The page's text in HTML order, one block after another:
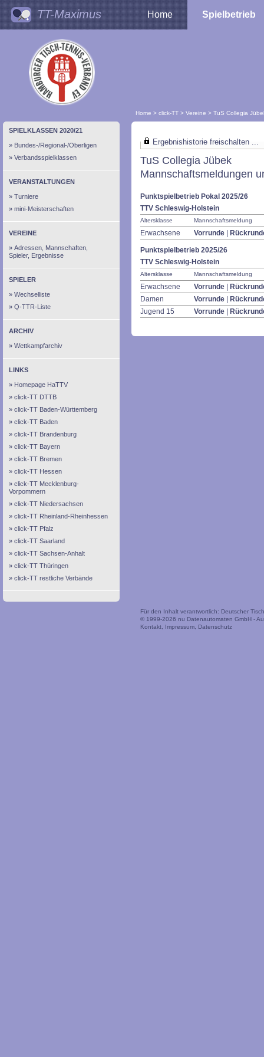
TT-Maximus Home Spielbetrieb
Home > click-TT > Vereine > TuS Collegia
SPIELKLASSEN 2020/21
Bundes-/Regional-/Oberligen
Verbandsspielklassen
VERANSTALTUNGEN
Turniere
mini-Meisterschaften
VEREINE
Adressen, Mannschaften,
Spieler, Ergebnisse
SPIELER
Wechselliste
Q-TTR-Liste
ARCHIV
Wettkampfarchiv
LINKS
Homepage HaTTV
click-TT DTTB
click-TT Baden-Württemberg
click-TT Baden
click-TT Brandenburg
click-TT Bayern
click-TT Bremen
click-TT Hessen
click-TT Mecklenburg-
Vorpommern
click-TT Niedersachsen
click-TT Rheinland-Rheinhessen
click-TT Pfalz
click-TT Saarland
click-TT Sachsen-Anhalt
click-TT Thüringen
click-TT restliche Verbände
Ergebnishistorie freischalten ...
TuS Collegia Jübek
Mannschaftsmeldungen
Punktspielbetrieb Pokal 2025/26
TTV Schleswig-Holstein
Altersklasse Mannschaftsmeldung
Erwachsene Vorrunde
Punktspielbetrieb 2025/26
TTV Schleswig-Holstein
Altersklasse Mannschaftsmeldung
Erwachsene Vorrunde
Damen
Vorrunde
Jugend 15
Vorrunde
Für den Inhalt verantwortlich: Deutscher
© 1999-2026 nu Datenautomaten GmbH -
Kontakt
Impressum Datenschutz